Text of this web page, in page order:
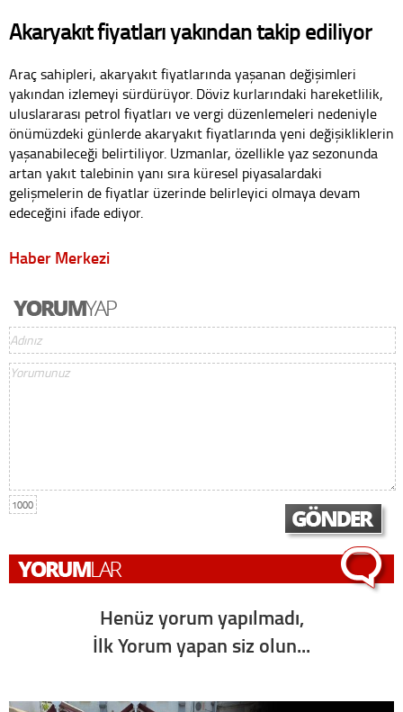
Akaryakıt fiyatları yakından takip ediliyor
Araç sahipleri, akaryakıt fiyatlarında yaşanan değişimleri
yakından izlemeyi sürdürüyor. Döviz kurlarındaki hareketlilik,
uluslararası petrol fiyatları ve vergi düzenlemeleri nedeniyle
önümüzdeki günlerde akaryakıt fiyatlarında yeni değişikliklerin
yaşanabileceği belirtiliyor. Uzmanlar, özellikle yaz sezonunda
artan yakıt talebinin yanı sıra küresel piyasalardaki
gelişmelerin de fiyatlar üzerinde belirleyici olmaya devam
edeceğini ifade ediyor.
Haber Merkezi
1000
Henüz yorum yapılmadı,
İlk Yorum yapan siz olun...